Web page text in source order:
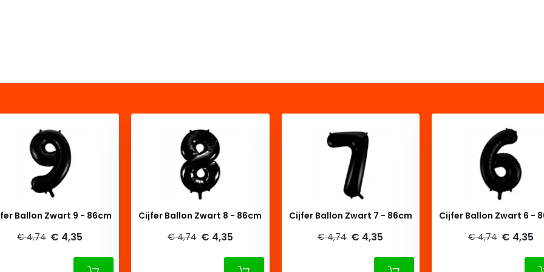
Ballon Zwart 9 - 86cm
€ 4,74 € 4,35
Cijfer Ballon Zwart 8 - 86cm
€ 4,74 € 4,35
Cijfer Ballon Zwart 7 - 86cm
€ 4,74 € 4,35
Cijfer Ballon Zwart 6 -
€ 4,74 € 4,35